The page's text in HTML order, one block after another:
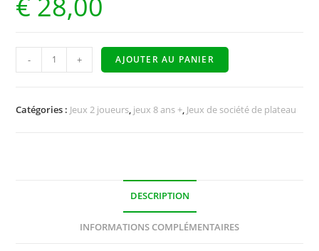
- + AJOUTER AU PANIER
Catégories : Jeux 2 joueurs, jeux 8 ans +, Jeux de société de plateau
DESCRIPTION
INFORMATIONS COMPLÉMENTAIRES